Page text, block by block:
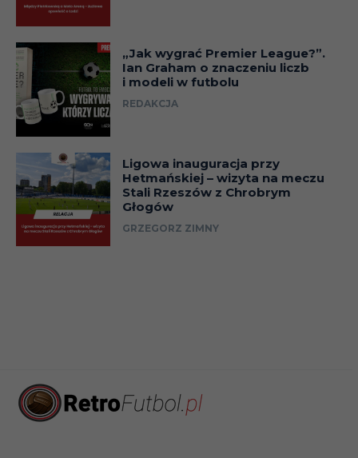
„Jak wygrać Premier League?”.
Ian Graham o znaczeniu liczb
i modeli w futbolu
REDAKCJA
Ligowa inauguracja przy
Hetmańskiej – wizyta na meczu
Stali Rzeszów z Chrobrym
Głogów
GRZEGORZ ZIMNY